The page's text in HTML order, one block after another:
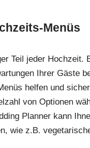
Menüs
Teil jeder
Ihrer Gäste
helfen und
von Optionen
Planner kann
wie z.B.